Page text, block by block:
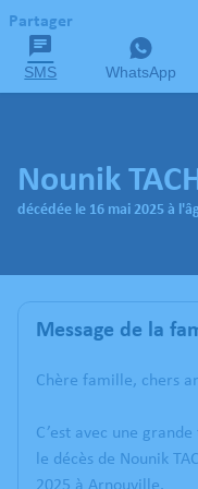
Partager
SMS WhatsApp
Nounik
décédée le 16 mai 2025 à
Message de la
Chère famille, chers
C’est avec une
le décès de Nounik